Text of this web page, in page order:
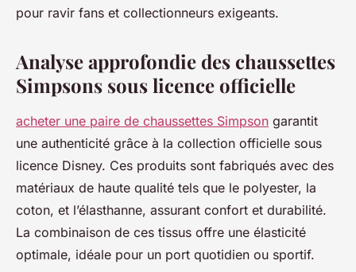
pour ravir fans et collectionneurs exigeants.
Analyse approfondie des chaussettes
Simpsons sous licence officielle
acheter une paire de chaussettes Simpson garantit
une authenticité grâce à la collection officielle sous
licence Disney. Ces produits sont fabriqués avec des
matériaux de haute qualité tels que le polyester, la
coton, et l’élasthanne, assurant confort et durabilité.
La combinaison de ces tissus offre une élasticité
optimale, idéale pour un port quotidien ou sportif.